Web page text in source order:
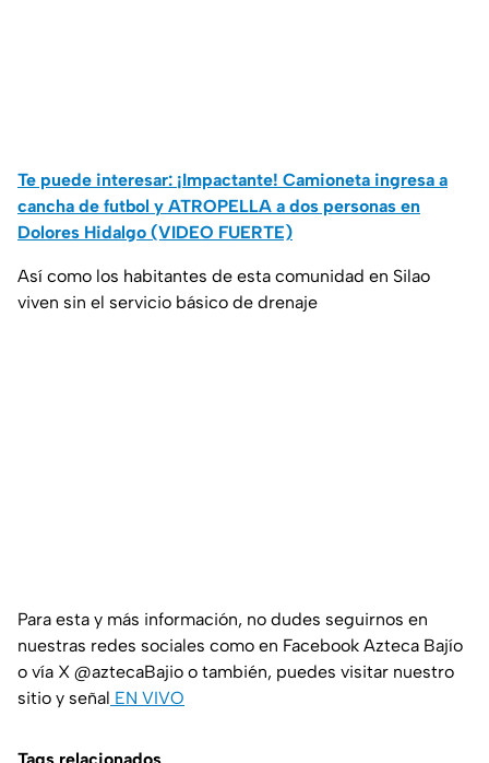
Te puede interesar: ¡Impactante! Camioneta ingresa a
cancha de futbol y ATROPELLA a dos personas en
Dolores Hidalgo (VIDEO FUERTE)
Así como los habitantes de esta comunidad en Silao
viven sin el servicio básico de drenaje
Para esta y más información, no dudes seguirnos en
nuestras redes sociales como en Facebook Azteca Bajío
o vía X @aztecaBajio o también, puedes visitar nuestro
sitio y señal EN VIVO